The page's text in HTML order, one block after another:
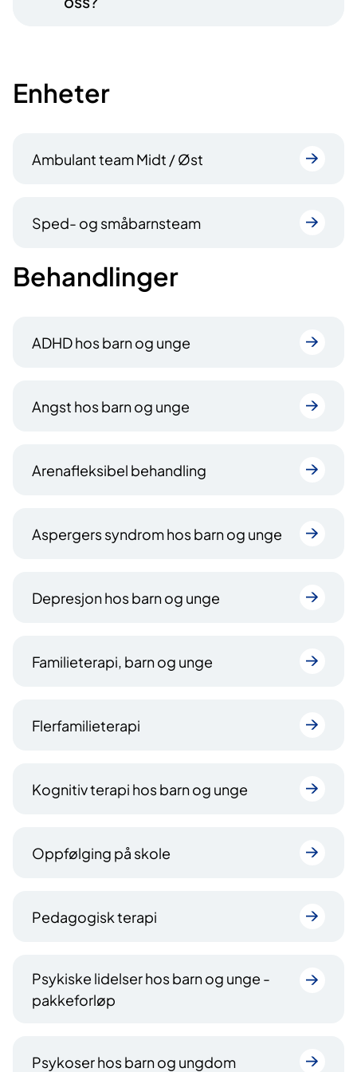
Enheter
Ambulant team Midt / Øst
Sped- og småbarnsteam
Behandlinger
ADHD hos barn og unge
Angst hos barn og unge
Arenafleksibel behandling
Aspergers syndrom hos barn og unge
Depresjon hos barn og unge
Familieterapi, barn og unge
Flerfamilieterapi
Kognitiv terapi hos barn og unge
Oppfølging på skole
Pedagogisk terapi
Psykiske lidelser hos barn og unge -
pakkeforløp
Psykoser hos barn og ungdom